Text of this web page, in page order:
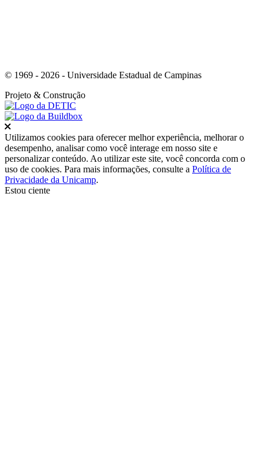
© 1969 - 2026 - Universidade Estadual de Campinas
Projeto & Construção
Fechar
Utilizamos cookies para oferecer melhor experiência, melhorar o
desempenho, analisar como você interage em nosso site e
personalizar conteúdo. Ao utilizar este site, você concorda com o
uso de cookies. Para mais informações, consulte a Política de
Privacidade da Unicamp.
Estou ciente